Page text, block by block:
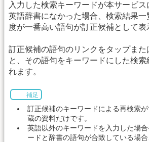
入力した検索キーワードが本サービ
英語辞書になかった場合、検索結果一
度が一番高い語句が訂正候補として表
訂正候補の語句のリンクをタップまた
と、その語句をキーワードにした検索
れます。
補足
訂正候補のキーワードによる再検索
蔵の資料だけです。
英語以外のキーワードを入力した場
ードと辞書の語句が合致している場